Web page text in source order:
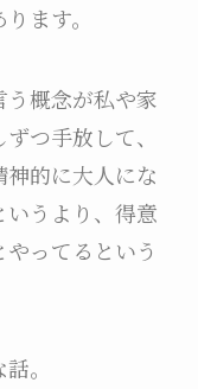
ます。
概念が私や家
つ手放して、
的に大人にな
うより、得意
ってるという
。